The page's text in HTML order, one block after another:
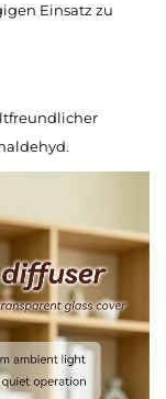
Einsatz zu